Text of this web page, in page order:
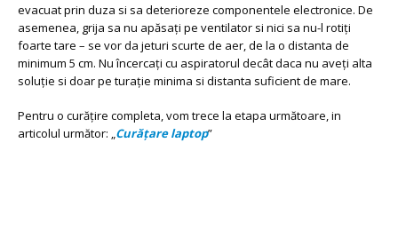
evacuat prin duza si sa deterioreze componentele electronice. De
asemenea, grija sa nu apăsați pe ventilator si nici sa nu-l rotiți
foarte tare – se vor da jeturi scurte de aer, de la o distanta de
minimum 5 cm. Nu încercați cu aspiratorul decât daca nu aveți alta
soluție si doar pe turație minima si distanta suficient de mare.
Pentru o curățire completa, vom trece la etapa următoare, in
articolul următor: „ Curățare laptop”